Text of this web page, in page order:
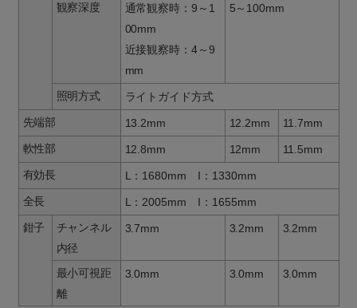
観察深度
通常観察時：9～1
00mm
近接観察時：4～9
mm
5～100mm
照明方式
ライトガイド方式
先端部
13.2mm 12.2mm
11.7mm
軟性部
12.8mm 12mm
11.5mm
有効長
L：1680mm I：1330mm
全長
L：2005mm I：1655mm
鉗子
チャンネル
内径
3.7mm 3.2mm 3.2mm
最小可視距
離
3.0mm 3.0mm 3.0mm